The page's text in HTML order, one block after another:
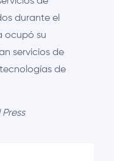
durante el
ocupó su
servicios de
de
Press